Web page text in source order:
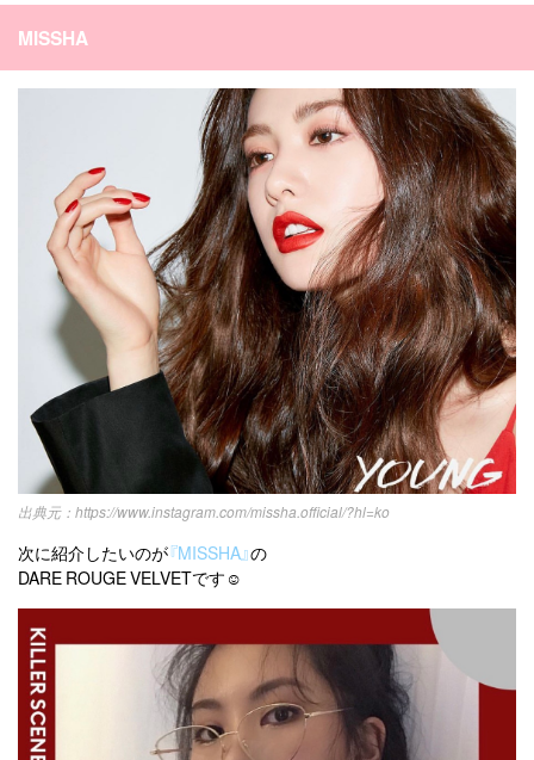
MISSHA
https://www.instagram.com/missha.official/?hl=ko
次に紹介したいのが『MISSHA』の
DARE ROUGE VELVETです☺︎